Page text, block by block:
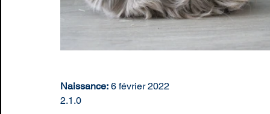
Naissance: 6 février 2022
2.1.0